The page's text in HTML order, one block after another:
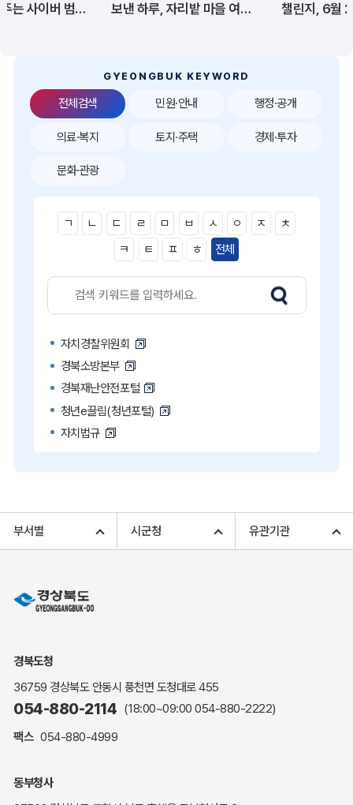
공공데이터&통계
보낸 하루, 자리밭 마을 여름
챌린지, 6월 20일 상주서
GYEONGBUK KEYWORD
전체검색
ㄱ ㄴ ㄷ ㄹ ㅁ ㅂ ㅅ ㅇ ㅈ
ㅊ
ㅋ
ㅌ ㅍ ㅎ 전체
자치경찰위원회
경북소방본부
경북재난안전포털
청년e끌림(청년포털)
자치법규
고향사랑기부 아너스 클럽
민원상담
민원안내
해명·설명자료
자주하는 질문
복지신문고
민원·안내 행정·공개
의료·복지 토지·주택 경제·투자
문화·관광
부서별 시군청 유관기관
경북도청
36759 경상북도 안동시 풍천면 도청대로 455
054-880-2114 (18:00~09:00 054-880-2222)
팩스 054-880-4999
동부청사